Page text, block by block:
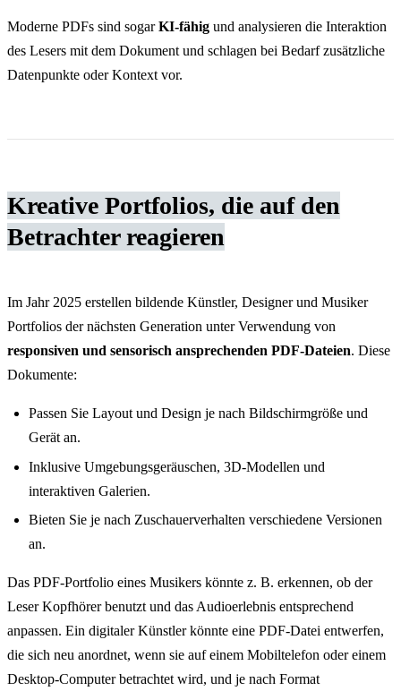
Moderne PDFs sind sogarKI-fähig und analysieren die Interaktion
des Lesers mit dem Dokument und schlagen bei Bedarf zusätzliche
Datenpunkte oder Kontext vor.
Kreative Portfolios, die auf den
Betrachter reagieren
Im Jahr 2025 erstellen bildende Künstler, Designer und Musiker
Portfolios der nächsten Generation unter Verwendung von
responsiven und sensorisch ansprechenden PDF-Dateien. Diese
Dokumente:
Passen Sie Layout und Design je nach Bildschirmgröße und
Gerät an.
Inklusive Umgebungsgeräuschen, 3D-Modellen und
interaktiven Galerien.
Bieten Sie je nach Zuschauerverhalten verschiedene Versionen
an.
Das PDF-Portfolio eines Musikers könnte z. B. erkennen, ob der
Leser Kopfhörer benutzt und das Audioerlebnis entsprechend
anpassen. Ein digitaler Künstler könnte eine PDF-Datei entwerfen,
die sich neu anordnet, wenn sie auf einem Mobiltelefon oder einem
Desktop-Computer betrachtet wird, und je nach Format